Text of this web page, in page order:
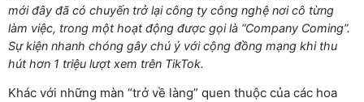
mới đây đã có chuyến trở lại công ty công nghệ nơi cô từng
làm việc, trong một hoạt động được gọi là “Company Coming”.
Sự kiện nhanh chóng gây chú ý với cộng đồng mạng khi thu
hút hơn 1 triệu lượt xem trên TikTok.
Khác với những màn “trở về làng” quen thuộc của các hoa